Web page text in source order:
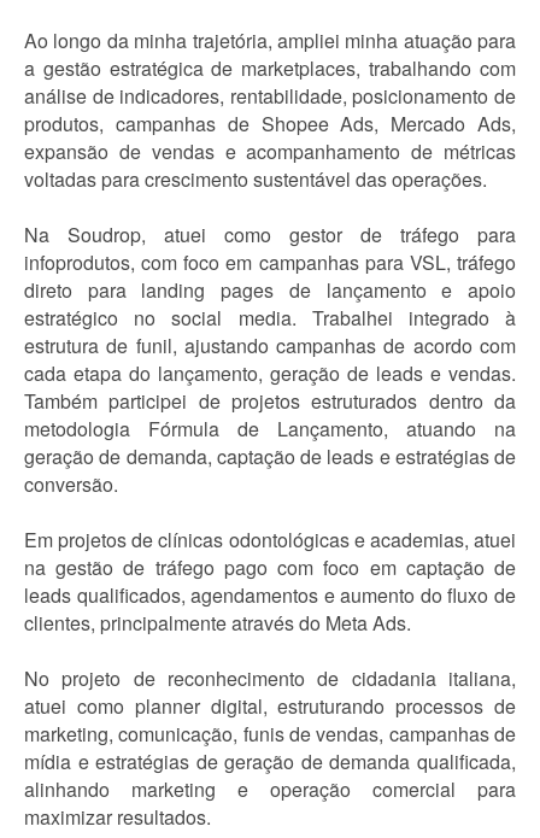
Ao longo da minha trajetória, ampliei minha atuação para
a gestão estratégica de marketplaces, trabalhando com
análise de indicadores, rentabilidade, posicionamento de
produtos, campanhas de Shopee Ads, Mercado Ads,
expansão de vendas e acompanhamento de métricas
voltadas para crescimento sustentável das operações.
Na Soudrop, atuei como gestor de tráfego para
infoprodutos, com foco em campanhas para VSL, tráfego
direto para landing pages de lançamento e apoio
estratégico no social media. Trabalhei integrado à
estrutura de funil, ajustando campanhas de acordo com
cada etapa do lançamento, geração de leads e vendas.
Também participei de projetos estruturados dentro da
metodologia Fórmula de Lançamento, atuando na
geração de demanda, captação de leads e estratégias de
conversão.
Em projetos de clínicas odontológicas e academias, atuei
na gestão de tráfego pago com foco em captação de
leads qualificados, agendamentos e aumento do fluxo de
clientes, principalmente através do Meta Ads.
No projeto de reconhecimento de cidadania italiana,
atuei como planner digital, estruturando processos de
marketing, comunicação, funis de vendas, campanhas de
mídia e estratégias de geração de demanda qualificada,
alinhando marketing e operação comercial para
maximizar resultados.